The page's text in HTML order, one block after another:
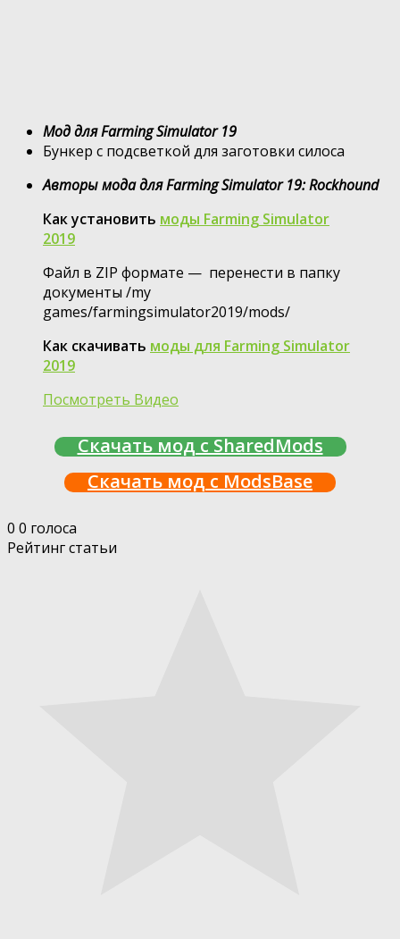
Мод для Farming Simulator 19
Бункер с подсветкой для заготовки силоса
Авторы мода для Farming Simulator 19: Rockhound
Как установить моды Farming Simulator
2019
Файл в ZIP формате — перенести в папку
документы /my
games/farmingsimulator2019/mods/
Как скачивать моды для Farming Simulator
2019
Посмотреть Видео
Скачать мод с SharedMods
Скачать мод с ModsBase
0 0 голоса
Рейтинг статьи